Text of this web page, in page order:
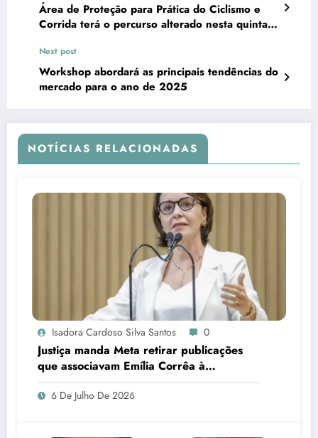
Área de Proteção para Prática do Ciclismo e
Corrida terá o percurso alterado nesta quinta-
Next post
Workshop abordará as principais tendências do
mercado para o ano de 2025
NOTÍCIAS RELACIONADAS
Isadora Cardoso Silva Santos 0
Justiça manda Meta retirar publicações
que associavam Emília Corrêa à
corrupção e identificar responsáveis
6 De Julho De 2026